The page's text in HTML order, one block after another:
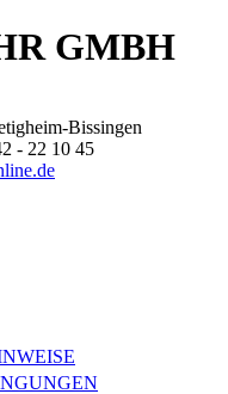
GMBH
Bissingen
- 22 10 45